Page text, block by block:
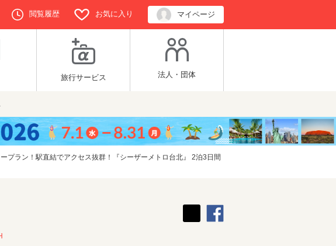
閲覧履歴 お気に入り マイページ
旅行サービス 法人・団体
プラン！駅直結でアクセス抜群！『シーザーメトロ台北』 2泊3日間